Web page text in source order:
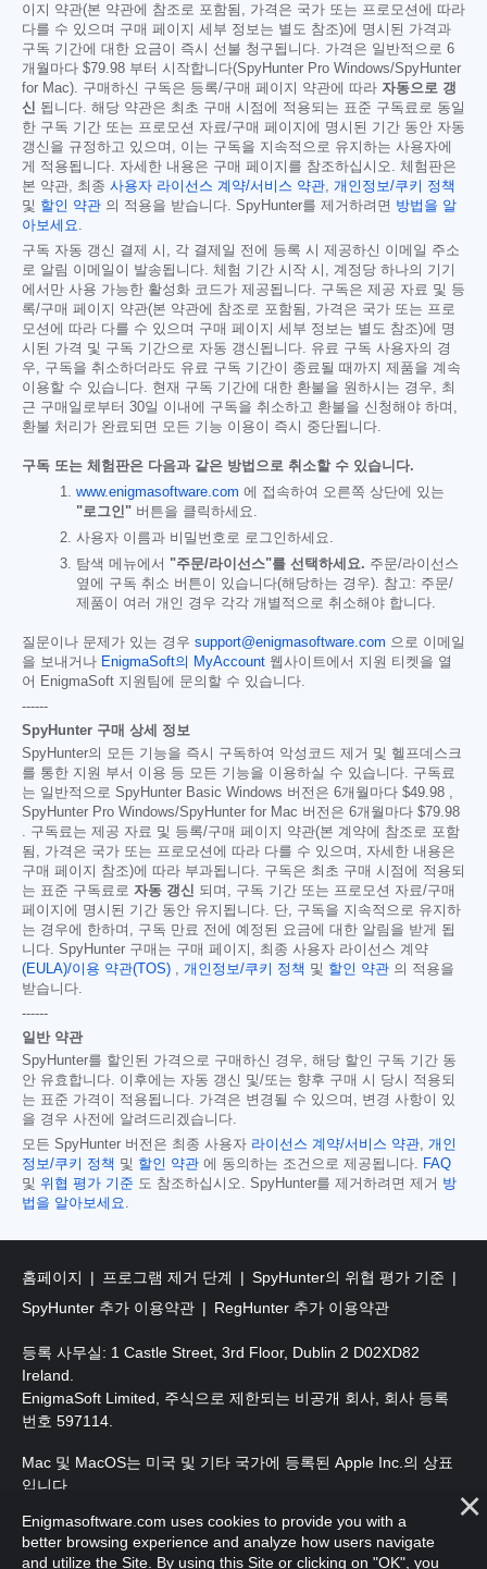
이지 약관(본 약관에 참조로 포함됨, 가격은 국가 또는 프로모션에 따라
다를 수 있으며 구매 페이지 세부 정보는 별도 참조)에 명시된 가격과
구독 기간에 대한 요금이 즉시 선불 청구됩니다. 가격은 일반적으로 6
개월마다 $79.98 부터 시작합니다(SpyHunter Pro Windows/SpyHunter
for Mac). 구매하신 구독은 등록/구매 페이지 약관에 따라 자동으로 갱
신
됩니다. 해당 약관은 최초 구매 시점에 적용되는 표준 구독료로 동일
한 구독 기간 또는 프로모션 자료/구매 페이지에 명시된 기간 동안 자동
갱신을 규정하고 있으며, 이는 구독을 지속적으로 유지하는 사용자에
게 적용됩니다. 자세한 내용은 구매 페이지를 참조하십시오. 체험판은
본 약관, 최종 사용자 라이선스 계약/서비스 약관
개인정보/쿠키 정책
및 할인 약관 의 적용을 받습니다. SpyHunter를 제거하려면 방법을 알
아보세요
구독 자동 갱신 결제 시, 각 결제일 전에 등록 시 제공하신 이메일 주소
로 알림 이메일이 발송됩니다. 체험 기간 시작 시, 계정당 하나의 기기
에서만 사용 가능한 활성화 코드가 제공됩니다. 구독은 제공 자료 및 등
록/구매 페이지 약관(본 약관에 참조로 포함됨, 가격은 국가 또는 프로
모션에 따라 다를 수 있으며 구매 페이지 세부 정보는 별도 참조)에 명
시된 가격 및 구독 기간으로 자동 갱신됩니다. 유료 구독 사용자의 경
우, 구독을 취소하더라도 유료 구독 기간이 종료될 때까지 제품을 계속
이용할 수 있습니다. 현재 구독 기간에 대한 환불을 원하시는 경우, 최
근 구매일로부터 30일 이내에 구독을 취소하고 환불을 신청해야 하며,
환불 처리가 완료되면 모든 기능 이용이 즉시 중단됩니다.
구독 또는 체험판은 다음과 같은 방법으로 취소할 수 있습니다.
www.enigmasoftware.com 에 접속하여 오른쪽 상단에 있는
"로그인" 버튼을 클릭하세요.
사용자 이름과 비밀번호로 로그인하세요.
탐색 메뉴에서 "주문/라이선스"를 선택하세요. 주문/라이선스
옆에 구독 취소 버튼이 있습니다(해당하는 경우). 참고: 주문/
제품이 여러 개인 경우 각각 개별적으로 취소해야 합니다.
질문이나 문제가 있는 경우 support@enigmasoftware.com 으로 이메일
을 보내거나 EnigmaSoft의 MyAccount 웹사이트에서 지원 티켓을 열
어 EnigmaSoft 지원팀에 문의할 수 있습니다.
------
SpyHunter 구매 상세 정보
SpyHunter의 모든 기능을 즉시 구독하여 악성코드 제거 및 헬프데스크
를 통한 지원 부서 이용 등 모든 기능을 이용하실 수 있습니다. 구독료
는 일반적으로 SpyHunter Basic Windows 버전은 6개월마다 $49.98 ,
SpyHunter Pro Windows/SpyHunter for Mac 버전은 6개월마다 $79.98
. 구독료는 제공 자료 및 등록/구매 페이지 약관(본 계약에 참조로 포함
됨, 가격은 국가 또는 프로모션에 따라 다를 수 있으며, 자세한 내용은
구매 페이지 참조)에 따라 부과됩니다. 구독은 최초 구매 시점에 적용되
는 표준 구독료로 자동 갱신 되며, 구독 기간 또는 프로모션 자료/구매
페이지에 명시된 기간 동안 유지됩니다. 단, 구독을 지속적으로 유지하
는 경우에 한하며, 구독 만료 전에 예정된 요금에 대한 알림을 받게 됩
니다. SpyHunter 구매는 구매 페이지, 최종 사용자 라이선스 계약
(EULA)/이용 약관(TOS) , 개인정보/쿠키 정책 및 할인 약관 의 적용을
받습니다.
------
일반 약관
SpyHunter를 할인된 가격으로 구매하신 경우, 해당 할인 구독 기간 동
안 유효합니다. 이후에는 자동 갱신 및/또는 향후 구매 시 당시 적용되
는 표준 가격이 적용됩니다. 가격은 변경될 수 있으며, 변경 사항이 있
을 경우 사전에 알려드리겠습니다.
모든 SpyHunter 버전은 최종 사용자 라이선스 계약/서비스 약관, 개인
정보/쿠키 정책 및 할인 약관 에 동의하는 조건으로 제공됩니다. FAQ
및 위협 평가 기준 도 참조하십시오. SpyHunter를 제거하려면 제거 방
법을 알아보세요.
홈페이지 프로그램 제거 단계
SpyHunter의 위협 평가 기준
SpyHunter 추가 이용약관
RegHunter 추가 이용약관
등록 사무실: 1 Castle Street, 3rd Floor, Dublin 2 D02XD82
Ireland.
EnigmaSoft Limited, 주식으로 제한되는 비공개 회사, 회사 등록
번호 597114.
Mac 및 MacOS는 미국 및 기타 국가에 등록된 Apple Inc.의 상표
입니다.
저작권 2016-2026. EnigmaSoft Ltd. 판권 소유.
Enigmasoftware.com uses cookies to provide you with a
better browsing experience and analyze how users navigate
and utilize the Site. By using this Site or clicking on "OK", you